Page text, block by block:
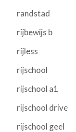
randstad
rijbewijs b
rijless
rijschool
rijschool a1
rijschool drive
rijschool geel